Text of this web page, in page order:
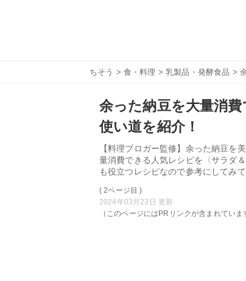
ちそう > 食・料理 >乳製品・発酵食品 >
余った納豆を大量消
使い道を紹介！
【料理ブロガー監修】余った納豆を
量消費できる人気レシピを〈サラダ
も役立つレシピなので参考にしてみて
( 2ページ目 )
2024年03月23日 更新
（このページにはPRリンクが含まれていま